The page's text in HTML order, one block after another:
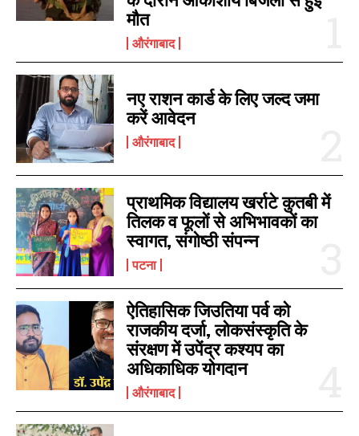
I WANT IN
I've read and accept thePrivacy Policy
मौत
औरंगाबाद
नए राशन कार्ड के लिए जल्द जमा
करें आवेदन
औरंगाबाद
प्राथमिक विद्यालय खर्राटे कुतबी में
तिलक व फूलों से अभिभावकों का
स्वागत, संगोष्ठी संपन्न
पटना
ऐतिहासिक जिउतिया पर्व को
राजकीय दर्जा, लोकसंस्कृति के
संरक्षण में उपेंद्र कश्यप का
अधिकाधिक योगदान
औरंगाबाद